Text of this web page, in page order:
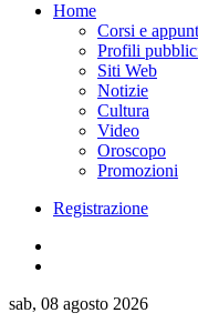
Home
Corsi e
Profili
Siti Web
Notizie
Cultura
Video
Oroscopo
Promozioni
Registrazione
sab, 08 agosto 2026